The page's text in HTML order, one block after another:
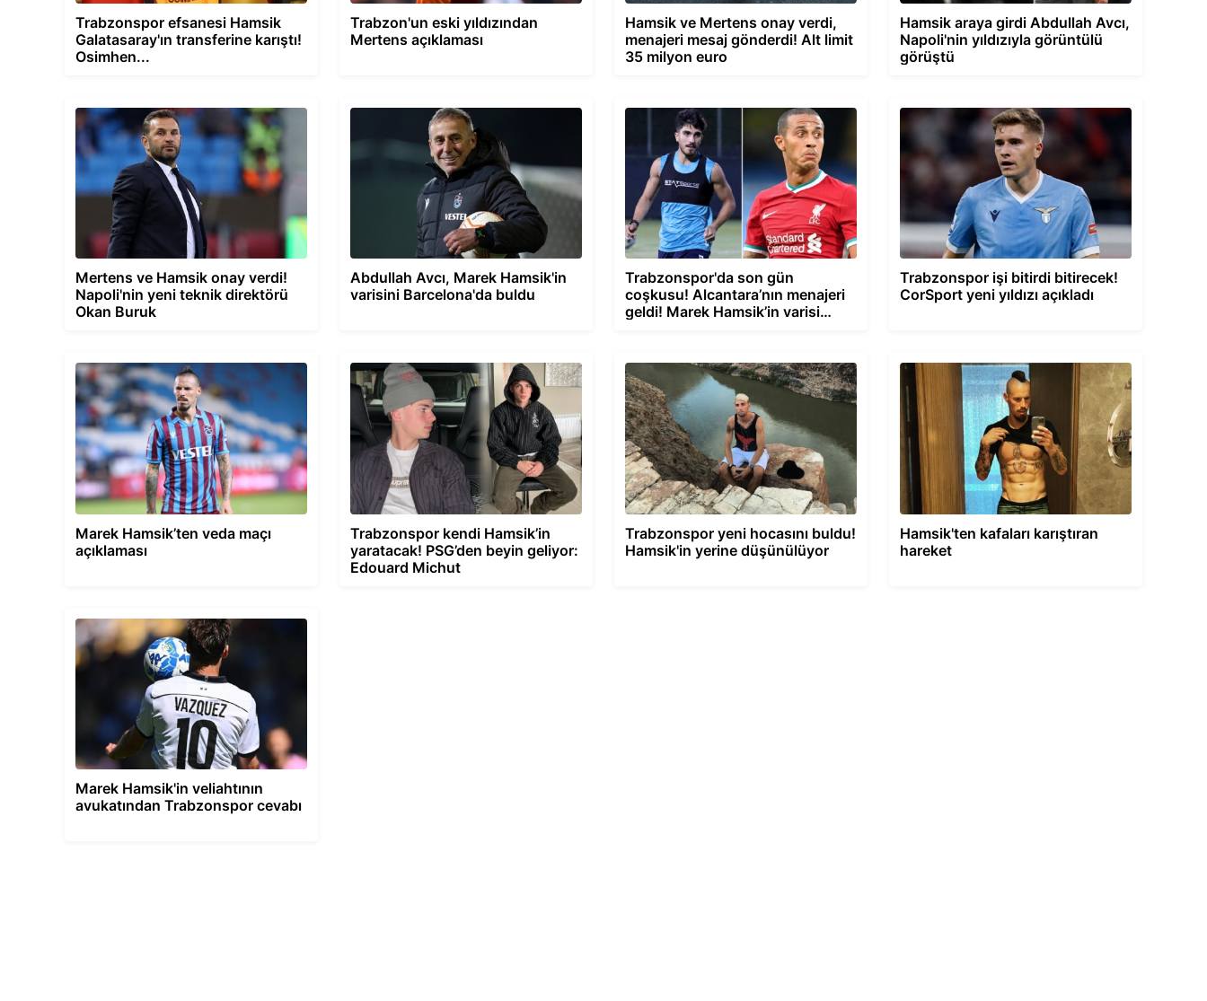
Trabzonspor efsanesi Hamsik
Galatasaray'ın transferine karıştı!
Osimhen...
Trabzon'un eski yıldızından
Mertens açıklaması
Hamsik ve Mertens onay verdi,
menajeri mesaj gönderdi! Alt limit
35 milyon euro
Hamsik araya girdi Abdullah Avcı,
Napoli'nin yıldızıyla görüntülü
görüştü
Mertens ve Hamsik onay verdi!
Napoli'nin yeni teknik direktörü
Okan Buruk
Abdullah Avcı, Marek Hamsik'in
varisini Barcelona'da buldu
Trabzonspor'da son gün
coşkusu! Alcantara’nın menajeri
geldi! Marek Hamsik’in varisi
Trabzonspor işi bitirdi bitirecek!
CorSport yeni yıldızı açıkladı
Marek Hamsik’ten veda maçı
açıklaması
Trabzonspor kendi Hamsik’in
yaratacak! PSG’den beyin geliyor:
Edouard Michut
Trabzonspor yeni hocasını buldu!
Hamsik'in yerine düşünülüyor
Hamsik'ten kafaları karıştıran
hareket
Marek Hamsik'in veliahtının
avukatından Trabzonspor cevabı